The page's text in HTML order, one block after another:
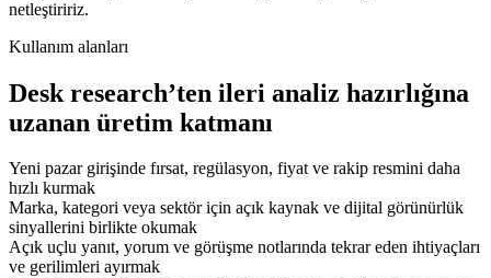
netleştiririz.
Kullanım alanları
Desk research’ten ileri analiz hazırlığına
uzanan üretim katmanı
Yeni pazar girişinde fırsat, regülasyon, fiyat ve rakip resmini daha
hızlı kurmak
Marka, kategori veya sektör için açık kaynak ve dijital görünürlük
sinyallerini birlikte okumak
Açık uçlu yanıt, yorum ve görüşme notlarında tekrar eden ihtiyaçları
ve gerilimleri ayırmak